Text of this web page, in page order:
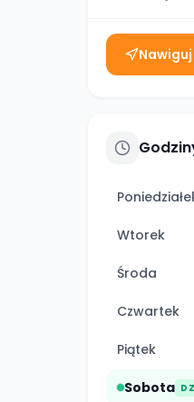
Nawiguj
Wtorek
Środa
Czwartek
Piątek
Sobota